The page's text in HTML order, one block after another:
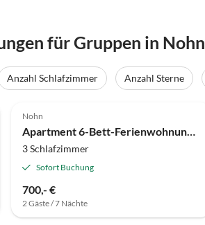
für Gruppen in Nohn
Anzahl Schlafzimmer Anzahl Sterne
Nohn
Apartment 6-Bett-Ferienwohnung Kapelle
3 Schlafzimmer
Sofort Buchung
700,- €
2 Gäste / 7 Nächte